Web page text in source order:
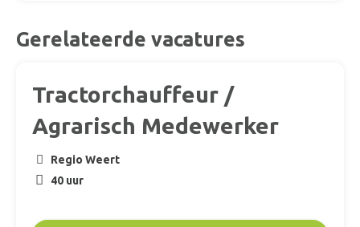
Gerelateerde vacatures
Tractorchauffeur /
Agrarisch Medewerker
Regio Weert
40 uur